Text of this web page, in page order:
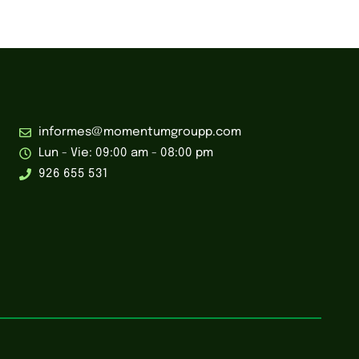
informes@momentumgroupp.com
Lun - Vie: 09:00 am - 08:00 pm
926 655 531